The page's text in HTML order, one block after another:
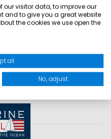
our visitor data, to improve our
and to give you a great website
the cookies we use open the
all
No, adjust